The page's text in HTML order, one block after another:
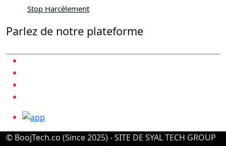
Stop Harcèlement
Parlez de notre plateforme
© BoojTech.co (Since 2025) - SITE DE SYAL TECH GROUP